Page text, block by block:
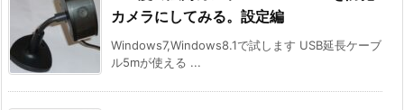
カメラにしてみる。設定編
Windows7,Windows8.1で試します USB延長ケーブ
ル5mが使える ...